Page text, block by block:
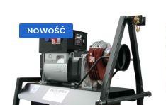
NOWOŚĆ